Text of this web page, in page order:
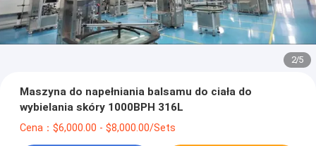
2/5
Maszyna do napełniania balsamu do ciała do
wybielania skóry 1000BPH 316L
Cena：$6,000.00 - $8,000.00/Sets